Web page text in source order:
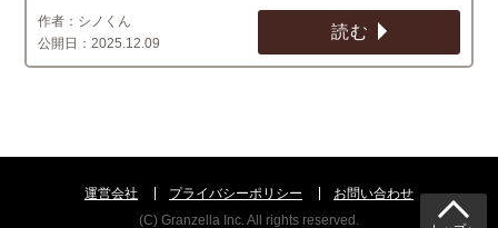
シノくん
2025.12.09
読む
運営会社 プライバシーポリシー
お問い合わせ
(C) Granzella Inc. All rights reserved.